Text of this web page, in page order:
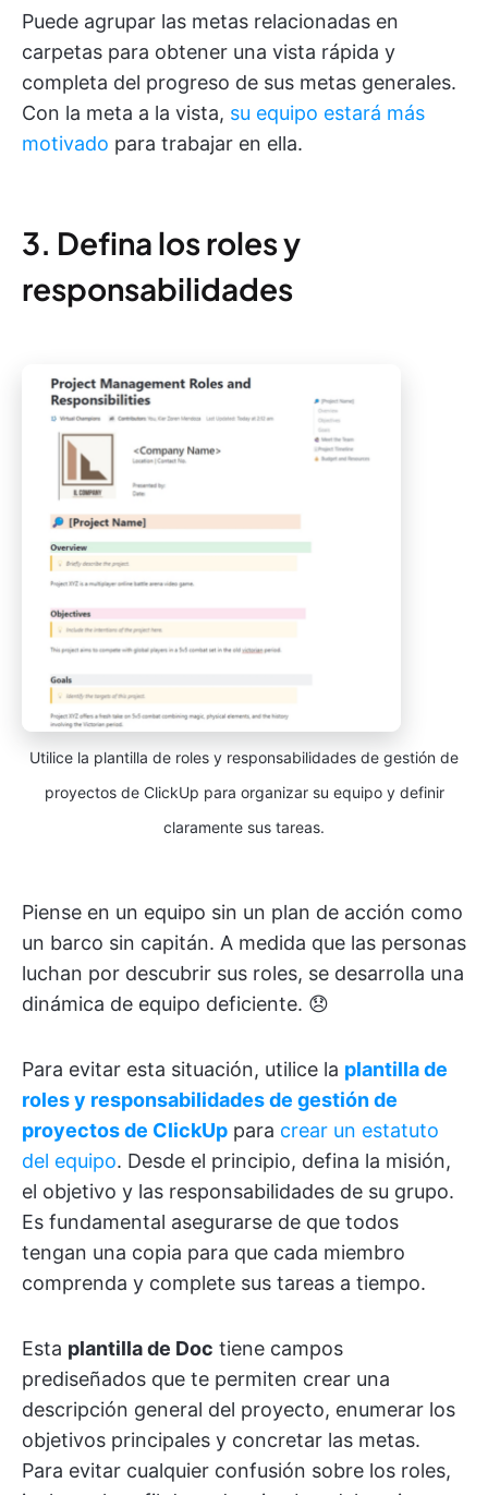
Puede agrupar las metas relacionadas en
carpetas para obtener una vista rápida y
completa del progreso de sus metas generales.
Con la meta a la vista, su equipo estará más
motivado para trabajar en ella.
3. Defina los roles y
responsabilidades
Utilice la plantilla de roles y responsabilidades de gestión de
proyectos de ClickUp para organizar su equipo y definir
claramente sus tareas.
Piense en un equipo sin un plan de acción como
un barco sin capitán. A medida que las personas
luchan por descubrir sus roles, se desarrolla una
dinámica de equipo deficiente. 😞
Para evitar esta situación, utilice la plantilla de
roles y responsabilidades de gestión de
proyectos de ClickUp para crear un estatuto
del equipo. Desde el principio, defina la misión,
el objetivo y las responsabilidades de su grupo.
Es fundamental asegurarse de que todos
tengan una copia para que cada miembro
comprenda y complete sus tareas a tiempo.
Esta plantilla de Doc tiene campos
prediseñados que te permiten crear una
descripción general del proyecto, enumerar los
objetivos principales y concretar las metas.
Para evitar cualquier confusión sobre los roles,